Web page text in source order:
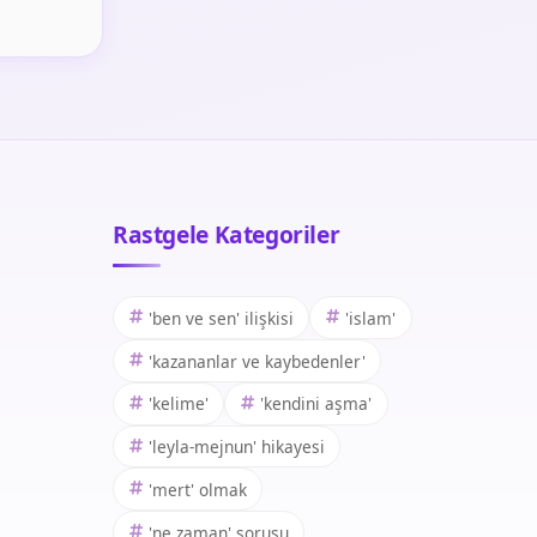
Rastgele Kategoriler
'ben ve sen' ilişkisi
'islam'
'kazananlar ve kaybedenler'
'kelime'
'kendini aşma'
'leyla-mejnun' hikayesi
'mert' olmak
'ne zaman' sorusu